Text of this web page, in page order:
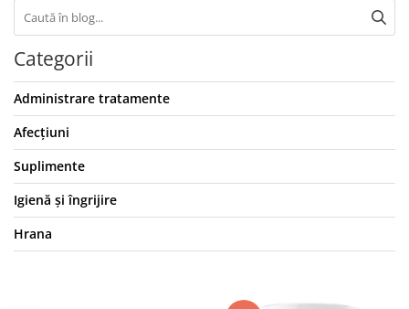
Categorii
Administrare tratamente
Afecțiuni
Suplimente
Igienă și îngrijire
Hrana